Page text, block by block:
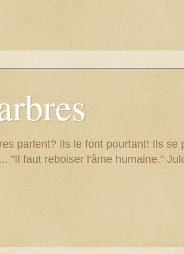
parlent? Ils le font pourtant! Ils
"Il faut reboiser l'âme humaine."